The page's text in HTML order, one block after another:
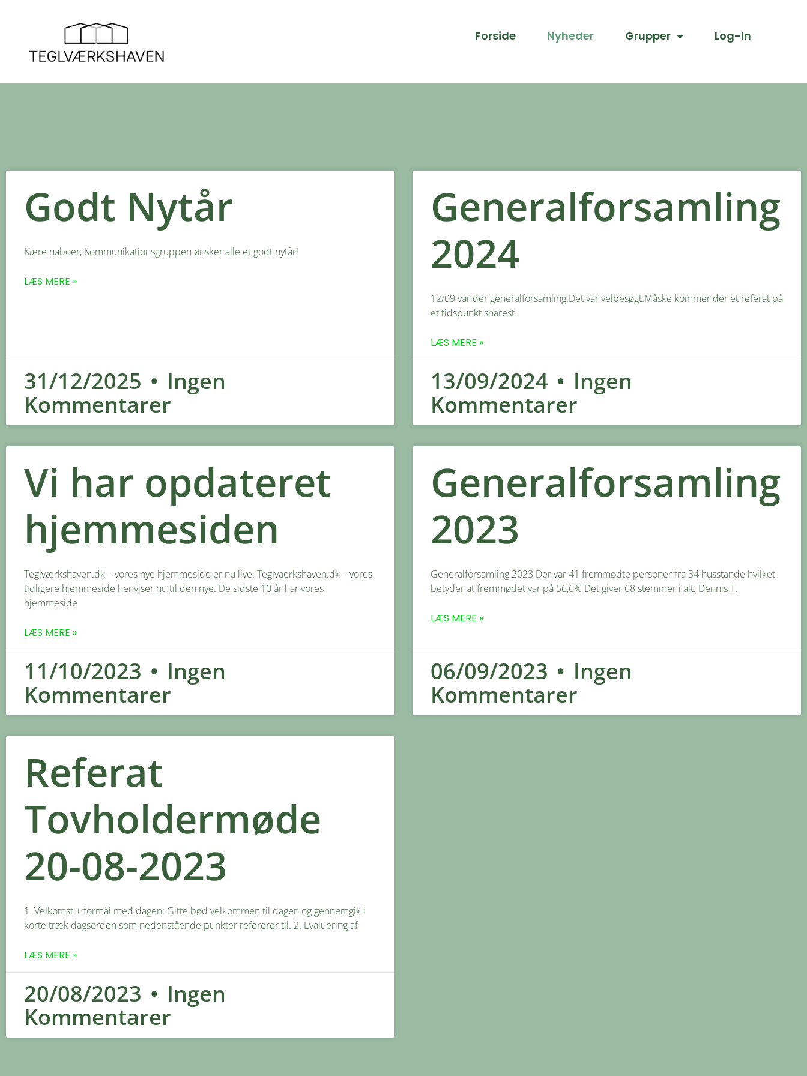
Forside Nyheder Grupper Log-In
Godt Nytår
Kære naboer, Kommunikationsgruppen ønsker alle et godt nytår!
LÆS MERE »
31/12/2025 Ingen
Kommentarer
Generalforsamling
2024
12/09 var der generalforsamling.Det var velbesøgt.Måske kommer der et referat på
et tidspunkt snarest.
LÆS MERE »
13/09/2024 Ingen
Kommentarer
Vi har opdateret
hjemmesiden
Teglværkshaven.dk – vores nye hjemmeside er nu live. Teglvaerkshaven.dk – vores
tidligere hjemmeside henviser nu til den nye. De sidste 10 år har vores
hjemmeside
LÆS MERE »
11/10/2023 Ingen
Kommentarer
Generalforsamling
2023
Generalforsamling 2023 Der var 41 fremmødte personer fra 34 husstande hvilket
betyder at fremmødet var på 56,6% Det giver 68 stemmer i alt. Dennis T.
LÆS MERE »
06/09/2023 Ingen
Kommentarer
Referat
Tovholdermøde
20-08-2023
1. Velkomst + formål med dagen: Gitte bød velkommen til dagen og gennemgik i
korte træk dagsorden som nedenstående punkter refererer til. 2. Evaluering af
LÆS MERE »
20/08/2023 Ingen
Kommentarer